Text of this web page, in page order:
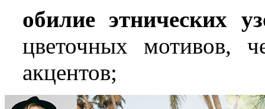
обилие этнических
цветочных мотивов,
акцентов;